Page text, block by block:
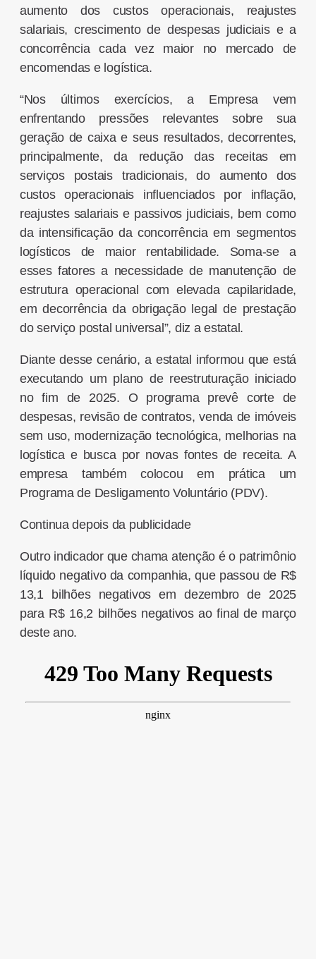
aumento dos custos operacionais, reajustes
salariais, crescimento de despesas judiciais e a
concorrência cada vez maior no mercado de
encomendas e logística.
“Nos últimos exercícios, a Empresa vem
enfrentando pressões relevantes sobre sua
geração de caixa e seus resultados, decorrentes,
principalmente, da redução das receitas em
serviços postais tradicionais, do aumento dos
custos operacionais influenciados por inflação,
reajustes salariais e passivos judiciais, bem como
da intensificação da concorrência em segmentos
logísticos de maior rentabilidade. Soma-se a
esses fatores a necessidade de manutenção de
estrutura operacional com elevada capilaridade,
em decorrência da obrigação legal de prestação
do serviço postal universal”, diz a estatal.
Diante desse cenário, a estatal informou que está
executando um plano de reestruturação iniciado
no fim de 2025. O programa prevê corte de
despesas, revisão de contratos, venda de imóveis
sem uso, modernização tecnológica, melhorias na
logística e busca por novas fontes de receita. A
empresa também colocou em prática um
Programa de Desligamento Voluntário (PDV).
Continua depois da publicidade
Outro indicador que chama atenção é o patrimônio
líquido negativo da companhia, que passou de R$
13,1 bilhões negativos em dezembro de 2025
para R$ 16,2 bilhões negativos ao final de março
deste ano.